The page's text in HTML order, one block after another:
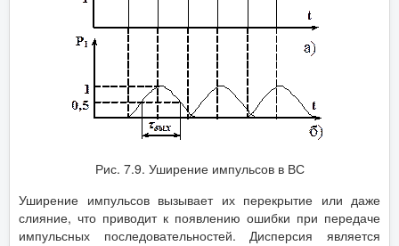
Рис. 7.9. Уширение импульсов в ВС
Уширение импульсов вызывает их перекрытие или даже
слияние, что приводит к появлению ошибки при передаче
импульсных последовательностей. Дисперсия является